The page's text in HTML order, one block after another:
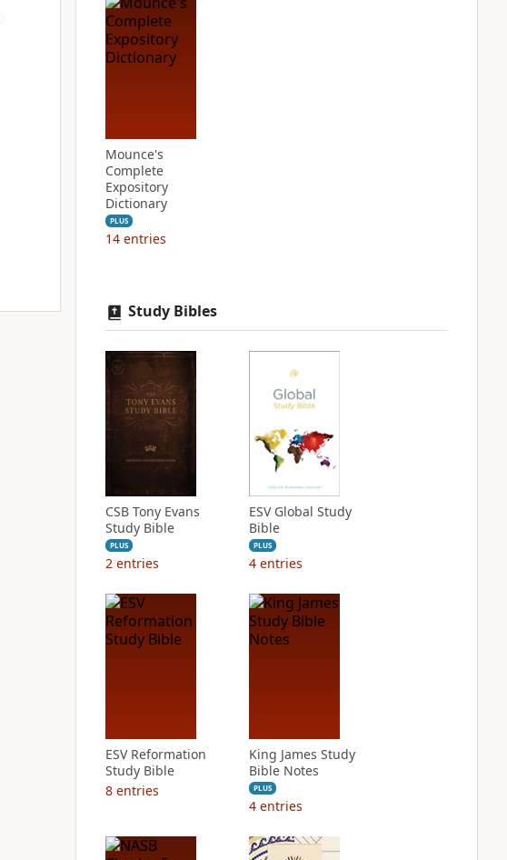
Mounce's
Complete
Expository
Dictionary
PLUS
14 entries
Study Bibles
CSB Tony Evans
Study Bible
PLUS
2 entries
ESV Global Study
Bible
PLUS
4 entries
ESV Reformation
Study Bible
8 entries
King James Study
Bible Notes
PLUS
4 entries